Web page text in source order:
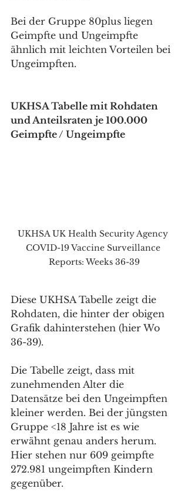
Bei der Gruppe 80plus liegen
Geimpfte und Ungeimpfte
ähnlich mit leichten Vorteilen bei
Ungeimpften.
UKHSA Tabelle mit Rohdaten
und Anteilsraten je 100.000
Geimpfte / Ungeimpfte
UKHSA UK Health Security Agency
COVID-19 Vaccine Surveillance
Reports: Weeks 36-39
Diese UKHSA Tabelle zeigt die
Rohdaten, die hinter der obigen
Grafik dahinterstehen (hier Wo
36-39).
Die Tabelle zeigt, dass mit
zunehmenden Alter die
Datensätze bei den Ungeimpften
kleiner werden. Bei der jüngsten
Gruppe <18 Jahre ist es wie
erwähnt genau anders herum.
Hier stehen nur 609 geimpfte
272.981 ungeimpften Kindern
gegenüber.